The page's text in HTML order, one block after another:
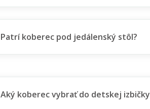
Patrí koberec pod jedálenský stôl?
Aký koberec vybrať do detskej